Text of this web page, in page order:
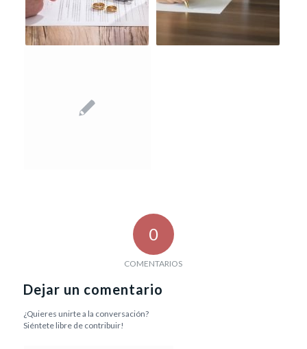
0
COMENTARIOS
Dejar un comentario
¿Quieres unirte a la conversación?
Siéntete libre de contribuir!